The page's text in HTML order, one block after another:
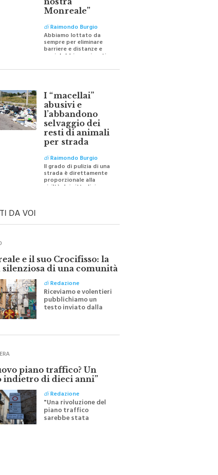
Monreale”
diRaimondo Burgio
Abbiamo lottato da
sempre per eliminare
barriere e distanze e
oggi dobbiamo ripartire
I “macellai”
abusivi e
l’abbandono
selvaggio dei
resti di animali
per strada
diRaimondo Burgio
Il grado di pulizia di una
strada è direttamente
proporzionale alla
civiltà dei cittadini
DA VOI
e il suo Crocifisso: la
di una comunità
diRedazione
Riceviamo e volentieri
pubblichiamo un
testo inviato dalla
scrittrice monrealese
Festa del Santissimo
piano traffico? Un
indietro di dieci anni”
diRedazione
"Una rivoluzione del
piano traffico
sarebbe stata
efficace se preceduta